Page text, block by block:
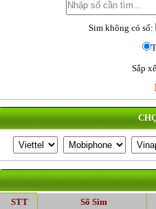
Sim không có số:
Sắp
STT Số Sim